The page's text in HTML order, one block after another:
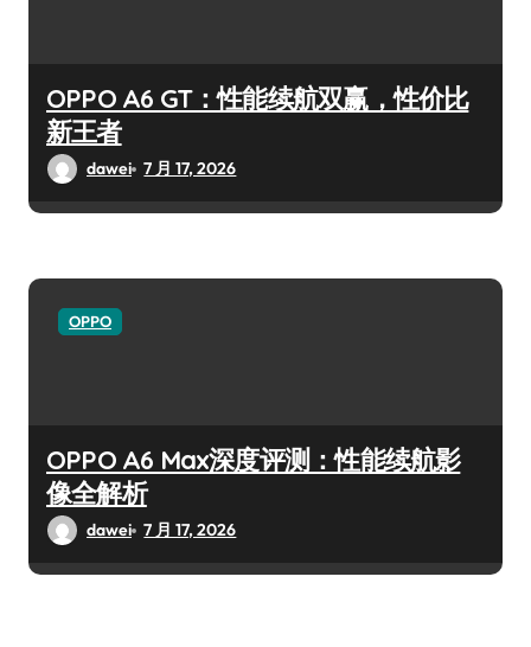
OPPO A6 GT：性能续航双赢，性价比
新王者
dawei 7 月 17, 2026
OPPO
OPPO A6 Max深度评测：性能续航影
像全解析
dawei 7 月 17, 2026